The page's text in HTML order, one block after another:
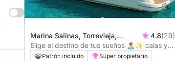
Marina Salinas, Torrevieja,
España
4.8(29)
Elige el destino de tus sueños 🏝️✨ calas y
diferentes zonas de baños
Patrón incluido
Súper propietario